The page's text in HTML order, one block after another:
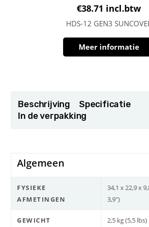
€38.71 incl.btw
HDS-12 GEN3
Meer informatie
Beschrijving
Specificatie
In de verpakking
Algemeen
FYSIEKE
AFMETINGEN
34,1 x 22,9 x
3,9″)
GEWICHT 2,5 kg (5,5 lbs)